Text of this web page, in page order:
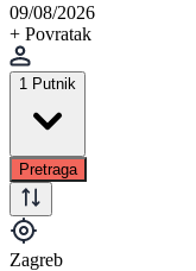
09/08/2026
+ Povratak
1 Putnik
Pretraga
Zagreb